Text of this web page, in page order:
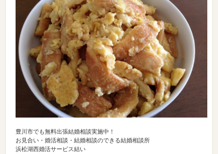
豊川市でも無料出張結婚相談実施中！
お見合い・婚活相談・結婚相談のできる結婚相談所
浜松湖西婚活サービス結い